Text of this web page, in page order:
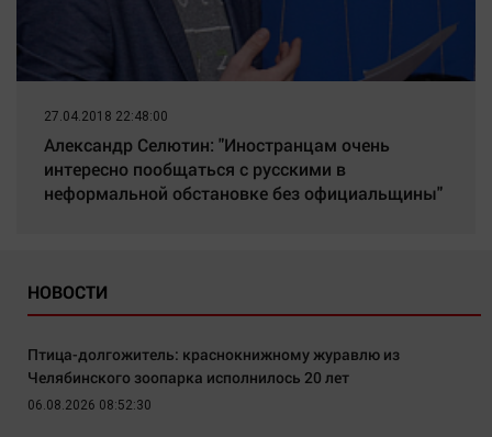
27.04.2018 22:48:00
Александр Селютин: "Иностранцам очень
интересно пообщаться с русскими в
неформальной обстановке без официальщины"
НОВОСТИ
Птица-долгожитель: краснокнижному журавлю из
Челябинского зоопарка исполнилось 20 лет
06.08.2026 08:52:30